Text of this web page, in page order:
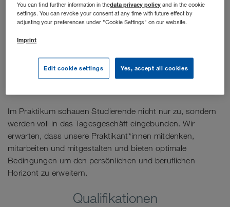
Im Praktikum schauen Studierende nicht nur zu, sondern
werden voll in das Tagesgeschäft eingebunden. Wir
erwarten, dass unsere Praktikant*innen mitdenken,
mitarbeiten und mitgestalten und bieten optimale
Bedingungen um den persönlichen und beruflichen
Horizont zu erweitern.
Qualifikationen
You can find further information in thedata privacy policy and in the cookie
settings. You can revoke your consent at any time with future effect by
adjusting your preferences under "Cookie Settings" on our website.
Imprint
Edit cookie settings Yes, accept all cookies